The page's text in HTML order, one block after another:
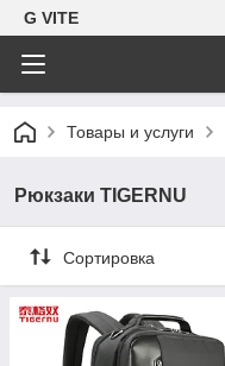
G VITE
Товары и услуги
Рюкзаки TIGERNU
Сортировка